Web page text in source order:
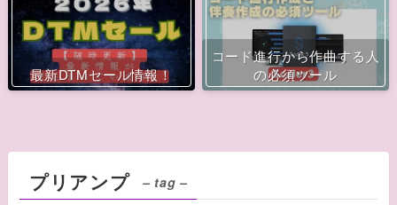
最新DTMセール情報！
コード進行から作曲する人
の必須ツール
プリアンプ – tag –